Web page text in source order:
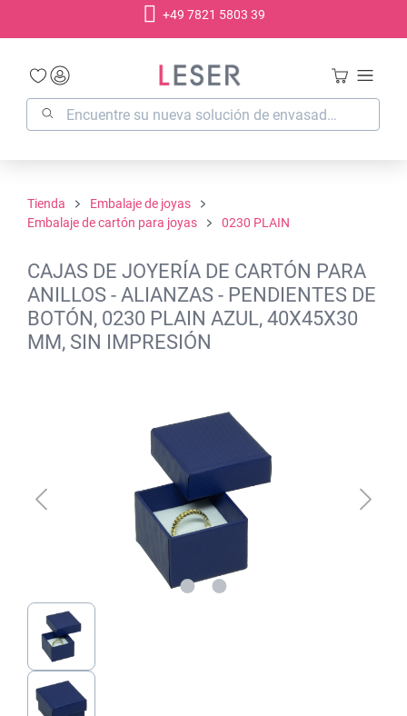
+49 7821 5803 39
Tienda
Embalaje de joyas
Embalaje de cartón para joyas
0230 PLAIN
CAJAS DE JOYERÍA DE CARTÓN PARA
ANILLOS - ALIANZAS - PENDIENTES DE
BOTÓN, 0230 PLAIN AZUL, 40X45X30
MM, SIN IMPRESIÓN